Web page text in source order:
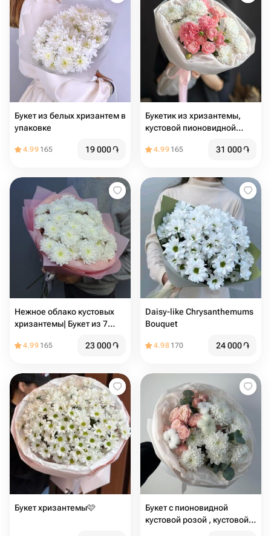
Букет из белых хризантем в
упаковке
4.99 165 19 000֏
Букетик из хризантемы,
кустовой пионовидной
4.99 165 31 000֏
Нежное облако кустовых
хризантемы| Букет из 7
Балтика
4.99 165 23 000֏
Daisy-like Chrysanthemums
Bouquet
4.98 170 24 000֏
Букет хризантемы🩷
Букет с пионовидной
кустовой розой , кустовой